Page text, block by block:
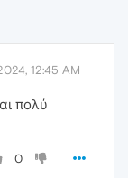
12:45 AM
πολύ
0